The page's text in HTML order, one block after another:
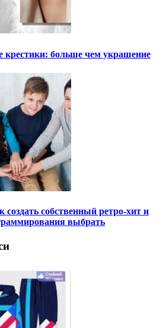
крестики: больше чем украшение
создать собственный ретро-хит и
выбрать